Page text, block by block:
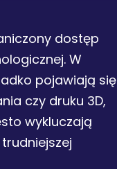
dostęp
W
pojawiają się
czy druku 3D,
wykluczają